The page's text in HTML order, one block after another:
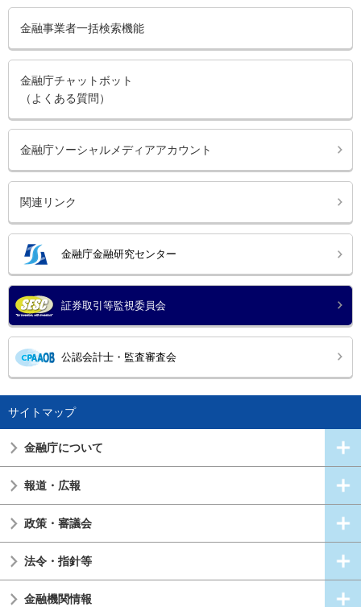
金融事業者一括検索機能
金融庁チャットボット
（よくある質問）
金融庁ソーシャルメディアアカウント
関連リンク
金融庁金融研究センター
証券取引等監視委員会
公認会計士・監査審査会
サイトマップ
金融庁について
報道・広報
政策・審議会
法令・指針等
金融機関情報